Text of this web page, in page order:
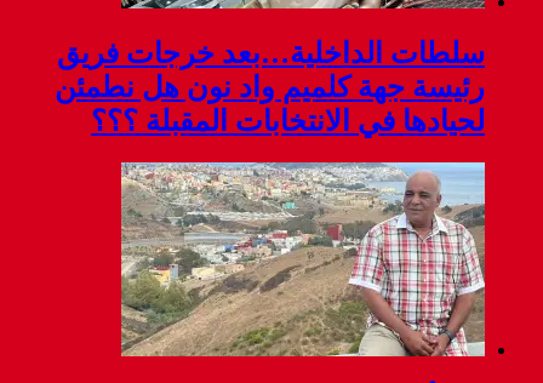
سلطات الداخلية…بعد خرجات فريق
رئيسة جهة كلميم واد نون هل نطمئن
لحيادها في الانتخابات المقبلة ؟؟؟